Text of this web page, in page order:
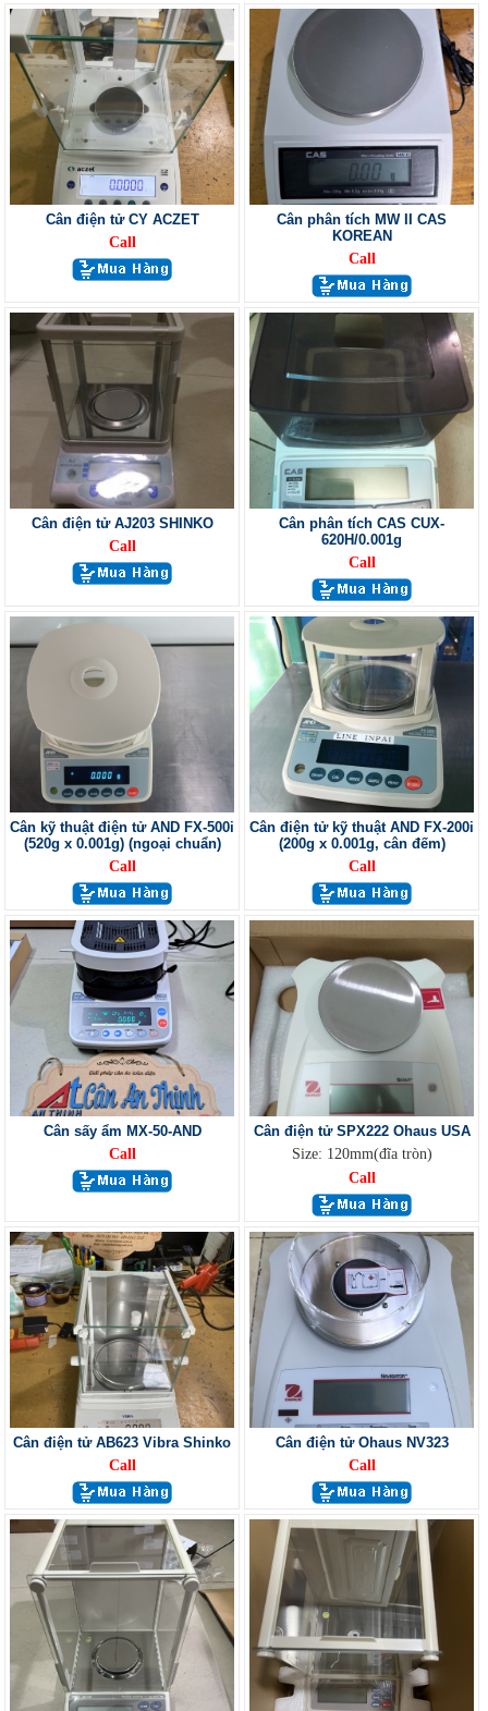
Cân điện tử CY ACZET
Call
Cân phân tích MW II CAS
KOREAN
Call
Cân điện tử AJ203 SHINKO
Call
Cân phân tích CAS CUX-
620H/0.001g
Call
Cân kỹ thuật điện tử AND FX-500i
(520g x 0.001g) (ngoại chuẩn)
Call
Cân điện tử kỹ thuật AND FX-200i
(200g x 0.001g, cân đếm)
Call
Cân sấy ẩm MX-50-AND
Call
Cân điện tử SPX222 Ohaus USA
Size: 120mm(đĩa tròn)
Call
Cân điện tử AB623 Vibra Shinko
Call
Cân điện tử Ohaus NV323
Call